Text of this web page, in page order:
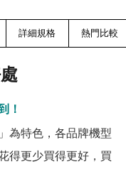
詳細規格 熱門比較
！
為特色，各品牌機型
得更少買得更好，買